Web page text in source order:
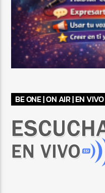
BE ONE | ON AIR | EN VIVO